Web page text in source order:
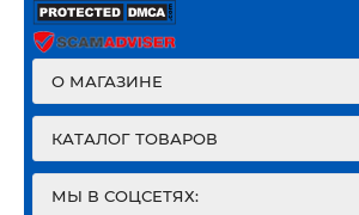
О МАГАЗИНЕ
КАТАЛОГ ТОВАРОВ
МЫ В СОЦСЕТЯХ: